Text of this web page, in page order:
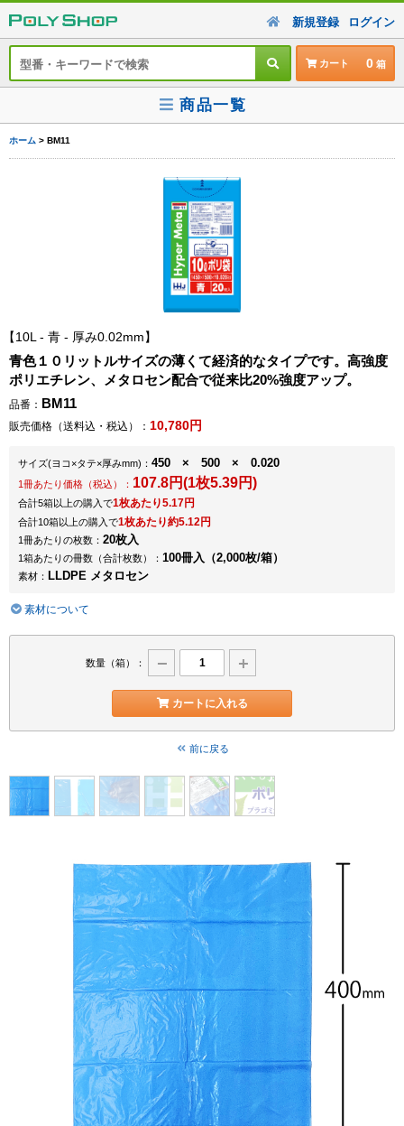
新規登録 ログイン
カート 0
商品一覧
ホーム > BM11
10L - 青 - 厚み0.02mm
青色１０リットルサイズの薄くて経済的なタイプです。高強度
ポリエチレン、メタロセン配合で従来比20%強度アップ。
品番： BM11
販売価格（送料込・税込）： 10,780円
サイズ(ヨコ×タテ×厚みmm) ： 450 × 500 × 0.020
1冊あたり価格（税込）： 107.8円(1枚5.39円)
合計5箱以上の購入で1枚あたり5.17円
合計10箱以上の購入で1枚あたり約5.12円
1冊あたりの枚数： 20枚入
1箱あたりの冊数（合計枚数）： 100冊入（2,000枚/箱）
素材： LLDPE メタロセン
素材について
数量（箱）：
カートに入れる
前に戻る